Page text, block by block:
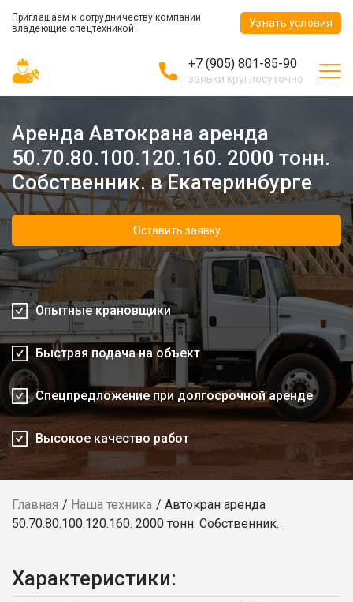
Приглашаем к сотрудничеству компании
владеющие спецтехникой
Узнать условия
+7 (905) 801-85-90
заявки круглосуточно
Аренда Автокрана аренда
50.70.80.100.120.160. 2000 тонн.
Собственник. в Екатеринбурге
Оставить заявку
Опытные крановщики
Быстрая подача на объект
Спецпредложение при долгосрочной аренде
Высокое качество работ
Главная Наша техника
Автокран аренда
50.70.80.100.120.160. 2000 тонн. Собственник.
Характеристики: